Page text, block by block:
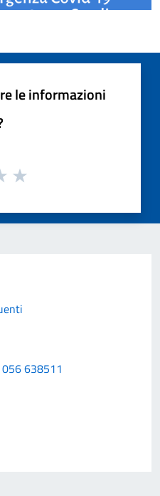
le informazioni
638511